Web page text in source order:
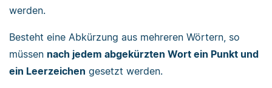
werden.
Besteht eine Abkürzung aus mehreren Wörtern, so
müssen nach jedem abgekürzten Wort ein Punkt und
ein Leerzeichen gesetzt werden.